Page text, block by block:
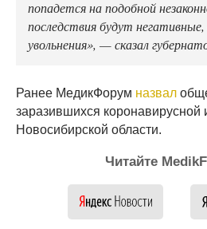
попадется на подобной
последствия будут
увольнения», — сказал
Ранее МедикФорум назвал
заразившихся коронавирусной
Новосибирской области.
Читайте